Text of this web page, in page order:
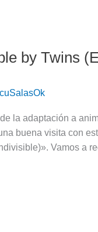
by Twins
la adaptación a
buena visita con
Vamos a